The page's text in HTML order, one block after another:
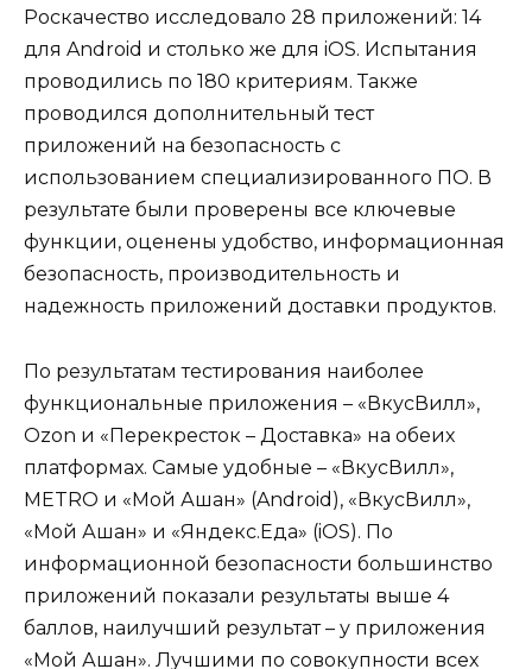
Роскачество исследовало 28 приложений: 14
для Android и столько же для iOS. Испытания
проводились по 180 критериям. Также
проводился дополнительный тест
приложений на безопасность с
использованием специализированного ПО. В
результате были проверены все ключевые
функции, оценены удобство, информационная
безопасность, производительность и
надежность приложений доставки продуктов.
По результатам тестирования наиболее
функциональные приложения – «ВкусВилл»,
Ozon и «Перекресток – Доставка» на обеих
платформах. Самые удобные – «ВкусВилл»,
METRO и «Мой Ашан» (Android), «ВкусВилл»,
«Мой Ашан» и «Яндекс.Еда» (iOS). По
информационной безопасности большинство
приложений показали результаты выше 4
баллов, наилучший результат – у приложения
«Мой Ашан». Лучшими по совокупности всех